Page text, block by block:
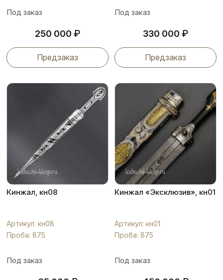
Под заказ
250 000 ₽
Предзаказ
Под заказ
330 000 ₽
Предзаказ
Кинжал, кн08
Артикул: кн08
Проба: 875
Под заказ
Кинжал «Эксклюзив», кн01
Артикул: кн01
Проба: 875
Под заказ